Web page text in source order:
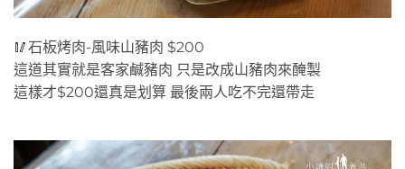
🥢石板烤肉-風味山豬肉 $200
這道其實就是客家鹹豬肉 只是改成山豬肉來醃製
這樣才$200還真是划算 最後兩人吃不完還帶走